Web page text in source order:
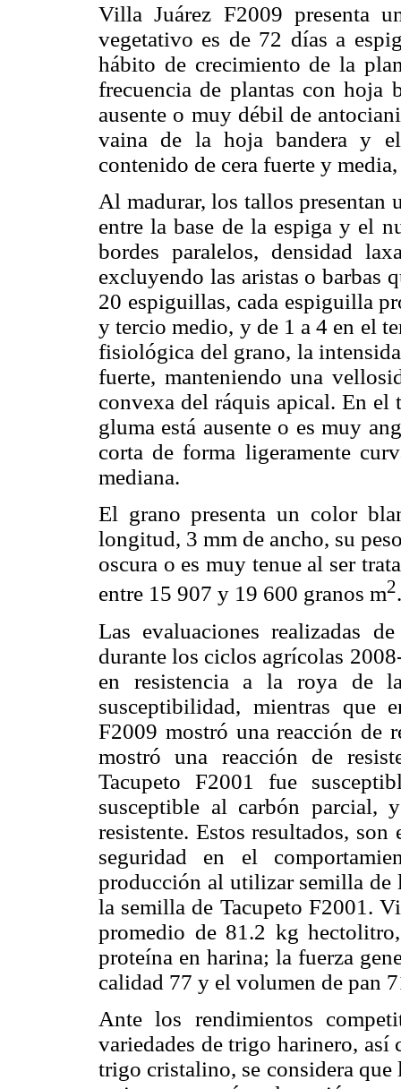
Villa Juárez F2009 presenta
vegetativo es de 72 días a
hábito de crecimiento de la
frecuencia de plantas con hoja
ausente o muy débil de
vaina de la hoja bandera y
contenido de cera fuerte y
Al madurar, los tallos presentan
entre la base de la espiga y el
bordes paralelos, densidad
excluyendo las aristas o barbas
20 espiguillas, cada espiguilla
y tercio medio, y de 1 a 4 en el
fisiológica del grano, la
fuerte, manteniendo una
convexa del ráquis apical. En el
gluma está ausente o es muy
corta de forma ligeramente
mediana.
El grano presenta un color
longitud, 3 mm de ancho, su
oscura o es muy tenue al ser
entre 15 907 y 19 600 granos m2.
Las evaluaciones realizadas
durante los ciclos agrícolas
en resistencia a la roya de
susceptibilidad, mientras que
F2009 mostró una reacción de
mostró una reacción de
Tacupeto F2001 fue
susceptible al carbón parcial,
resistente. Estos resultados,
seguridad en el
producción al utilizar semilla de
la semilla de Tacupeto F2001.
promedio de 81.2 kg
proteína en harina; la fuerza
calidad 77 y el volumen de pan
Ante los rendimientos
variedades de trigo harinero,
trigo cristalino, se considera